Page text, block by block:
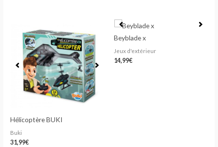
Hélicoptère BUKI
Buki
31,99€
Beyblade x
Jeux d'extérieur
14,99€